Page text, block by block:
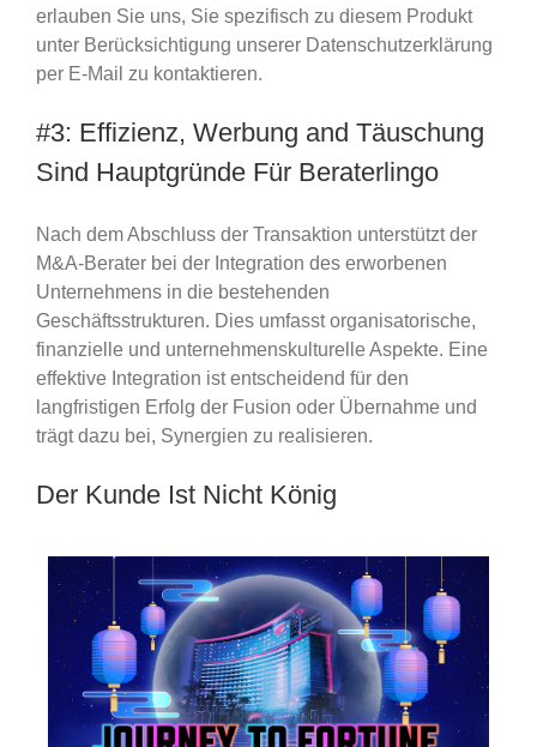
erlauben Sie uns, Sie spezifisch zu diesem Produkt
unter Berücksichtigung unserer Datenschutzerklärung
per E-Mail zu kontaktieren.
#3: Effizienz, Werbung and Täuschung
Sind Hauptgründe Für Beraterlingo
Nach dem Abschluss der Transaktion unterstützt der
M&A-Berater bei der Integration des erworbenen
Unternehmens in die bestehenden
Geschäftsstrukturen. Dies umfasst organisatorische,
finanzielle und unternehmenskulturelle Aspekte. Eine
effektive Integration ist entscheidend für den
langfristigen Erfolg der Fusion oder Übernahme und
trägt dazu bei, Synergien zu realisieren.
Der Kunde Ist Nicht König